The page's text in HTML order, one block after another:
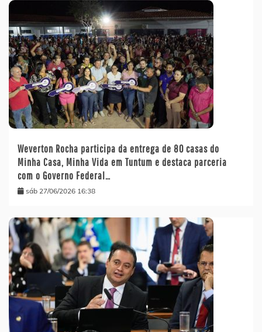
Weverton Rocha participa da entrega de 80 casas do
Minha Casa, Minha Vida em Tuntum e destaca parceria
com o Governo Federal…
sáb 27/06/2026 16:38